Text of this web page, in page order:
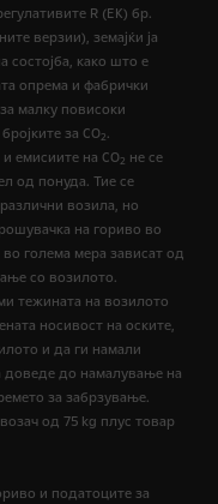
R (ЕК) бр.
верзии), земајќи ја
состојба, како што е
опрема и фабрички
малку повисоки
за CO2.
емисиите на CO2 не се
од понуда. Тие се
возила, но
на гориво во
голема мера зависат од
со возилото.
тежината на возилото
носивост на оските,
и да ги намали
до намалување на
за забрзување.
од 75 kg плус товар
и податоците за